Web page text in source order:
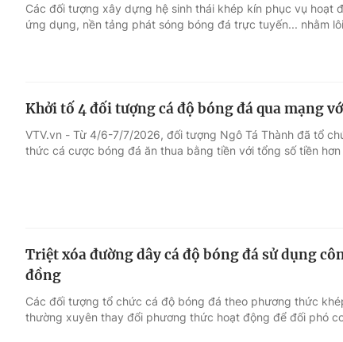
Các đối tượng xây dựng hệ sinh thái khép kín phục vụ hoạt
ứng dụng, nền tảng phát sóng bóng đá trực tuyến... nhằm
Khởi tố 4 đối tượng cá độ bóng đá qua mạng
VTV.vn - Từ 4/6-7/7/2026, đối tượng Ngô Tá Thành đã tổ
thức cá cược bóng đá ăn thua bằng tiền với tổng số tiền
Triệt xóa đường dây cá độ bóng đá sử dụng
đồng
Các đối tượng tổ chức cá độ bóng đá theo phương thức
thường xuyên thay đổi phương thức hoạt động để đối phó